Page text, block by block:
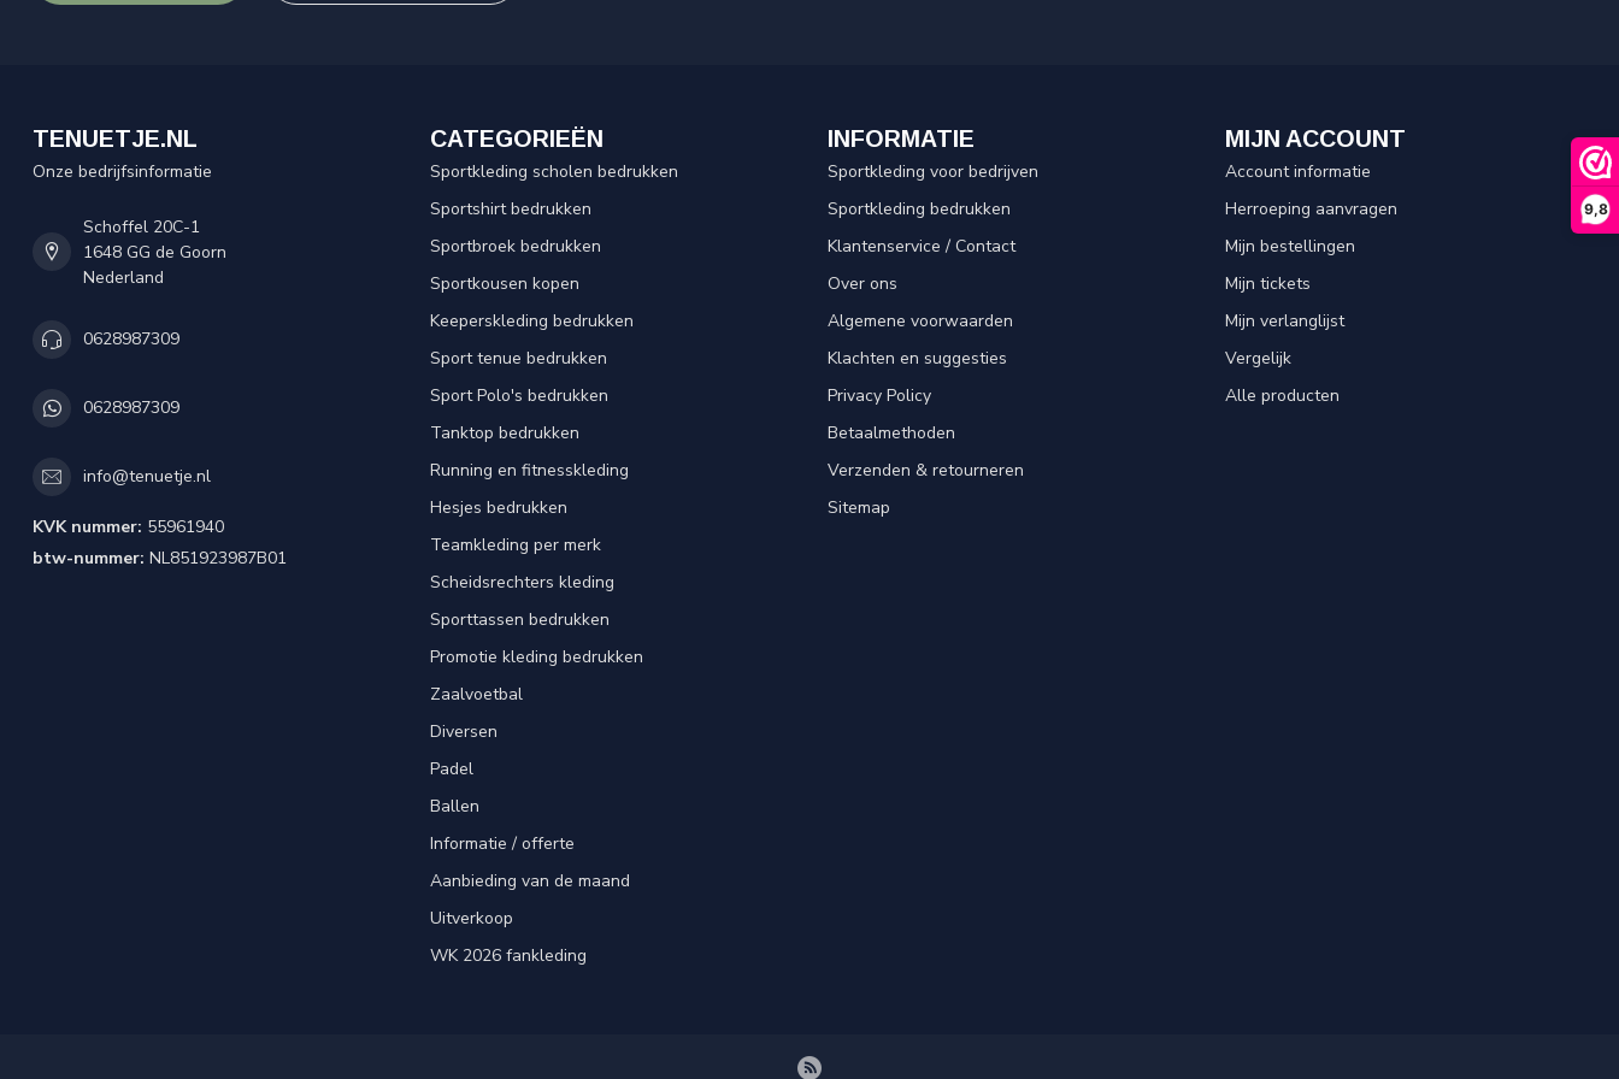
9,8
TENUETJE.NL
Onze bedrijfsinformatie
Schoffel 20C-1
1648 GG de Goorn
Nederland
0628987309
0628987309
info@tenuetje.nl
KVK nummer: 55961940
btw-nummer: NL851923987B01
CATEGORIEËN
Sportkleding scholen bedrukken
Sportshirt bedrukken
Sportbroek bedrukken
Sportkousen kopen
Keeperskleding bedrukken
Sport tenue bedrukken
Sport Polo's bedrukken
Tanktop bedrukken
Running en fitnesskleding
Hesjes bedrukken
Teamkleding per merk
Scheidsrechters kleding
Sporttassen bedrukken
Promotie kleding bedrukken
Zaalvoetbal
Diversen
Padel
Ballen
Informatie / offerte
Aanbieding van de maand
Uitverkoop
WK 2026 fankleding
INFORMATIE
Sportkleding voor bedrijven
Sportkleding bedrukken
Klantenservice / Contact
Over ons
Algemene voorwaarden
Klachten en suggesties
Privacy Policy
Betaalmethoden
Verzenden & retourneren
Sitemap
MIJN ACCOUNT
Account informatie
Herroeping aanvragen
Mijn bestellingen
Mijn tickets
Mijn verlanglijst
Vergelijk
Alle producten